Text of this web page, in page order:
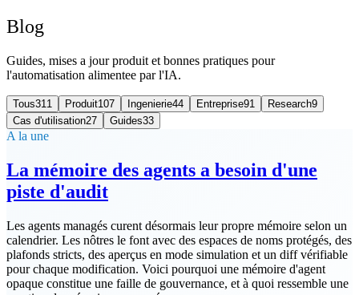
Blog
Guides, mises a jour produit et bonnes pratiques pour
l'automatisation alimentee par l'IA.
Tous311 Produit107 Ingenierie44 Entreprise91 Research9
Cas d'utilisation27 Guides33
A la une
La mémoire des agents a besoin d'une
piste d'audit
Les agents managés curent désormais leur propre mémoire selon un
calendrier. Les nôtres le font avec des espaces de noms protégés, des
plafonds stricts, des aperçus en mode simulation et un diff vérifiable
pour chaque modification. Voici pourquoi une mémoire d'agent
opaque constitue une faille de gouvernance, et à quoi ressemble une